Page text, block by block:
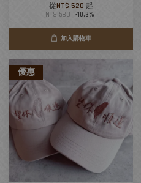
從NT$ 520 起
NT$ 580 -10.3%
加入購物車
優惠